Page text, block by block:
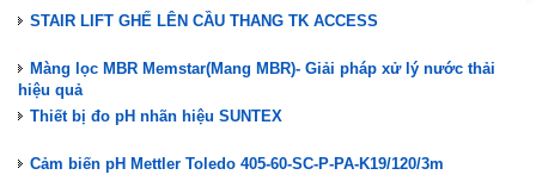
STAIR LIFT GHẾ LÊN CẦU THANG TK ACCESS
Màng lọc MBR Memstar(Mang MBR)- Giải pháp xử lý nước thải
hiệu quả
Thiết bị đo pH nhãn hiệu SUNTEX
Cảm biến pH Mettler Toledo 405-60-SC-P-PA-K19/120/3m